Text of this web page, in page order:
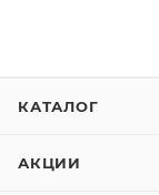
КАТАЛОГ
АКЦИИ